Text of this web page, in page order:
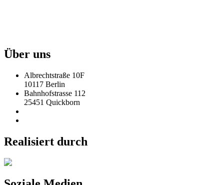
Über uns
Albrechtstraße 10F
10117 Berlin
Bahnhofstrasse 112
25451 Quickborn
Realisiert durch